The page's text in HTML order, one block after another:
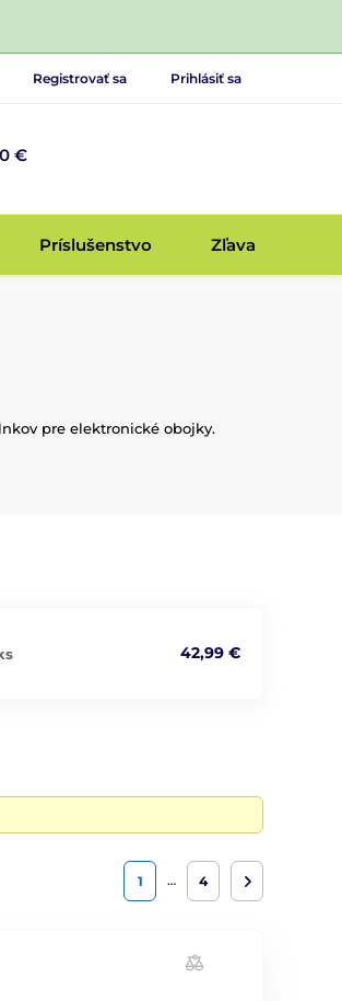
Registrovať sa Prihlásiť sa
€
Príslušenstvo Zľava
pre elektronické obojky.
42,99 €
1 … 4